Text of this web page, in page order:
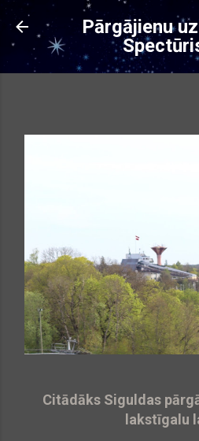
Pāriet uz
Pārgājienu
Citādāks Siguldas
lakstīgalu